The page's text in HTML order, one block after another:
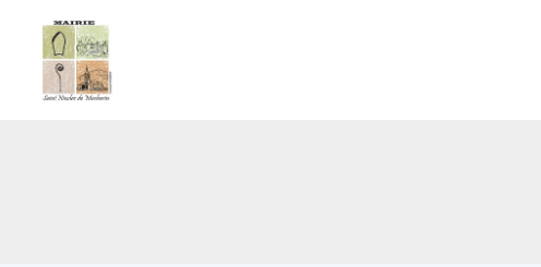
contenu